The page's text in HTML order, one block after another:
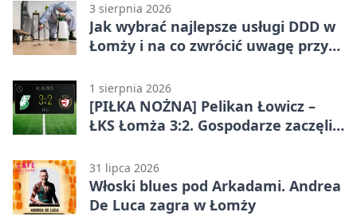
3 sierpnia 2026
Jak wybrać najlepsze usługi DDD w
Łomży i na co zwrócić uwagę przy
1 sierpnia 2026
[PIŁKA NOŻNA] Pelikan Łowicz –
ŁKS Łomża 3:2. Gospodarze zaczęli
Liga Grupa 1 (Grupa I)
31 lipca 2026
Włoski blues pod Arkadami. Andrea
De Luca zagra w Łomży